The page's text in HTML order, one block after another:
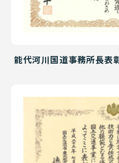
能代河川国道事務所長表